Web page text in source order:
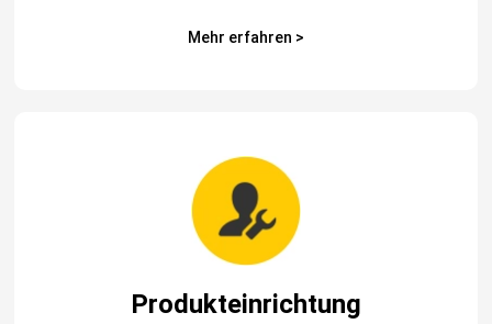
Mehr erfahren >
Produkteinrichtung